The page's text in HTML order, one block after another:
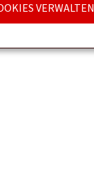
VERWALTEN
zu bewerten.